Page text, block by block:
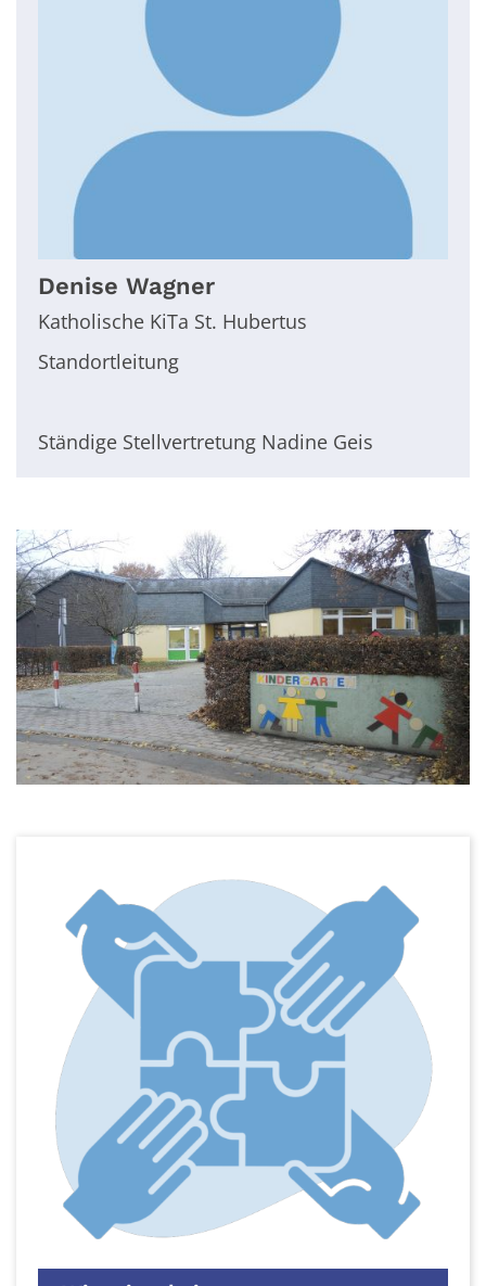
Denise Wagner
Katholische KiTa St. Hubertus
Standortleitung
Ständige Stellvertretung Nadine Geis